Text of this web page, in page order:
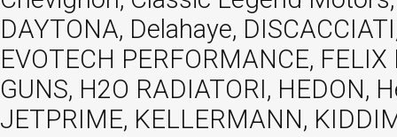
DAYTONA, Delahaye,
EVOTECH PERFORMANCE,
GUNS, H2O RADIATORI, HEDON,
JETPRIME, KELLERMANN,